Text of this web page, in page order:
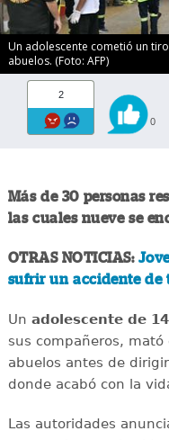
Un adolescente cometió un
abuelos. (Foto: AFP)
2
0
Más de 30 personas
las cuales nueve se
OTRAS NOTICIAS:
sufrir un accidente de
Un adolescente de
sus compañeros, mató
abuelos antes de
donde acabó con la
Las autoridades